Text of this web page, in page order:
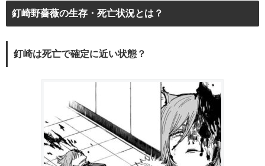
釘崎野薔薇の生存・死亡状況とは？
釘崎は死亡で確定に近い状態？